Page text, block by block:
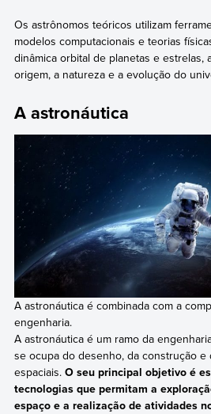
Os astrônomos teóricos utilizam
modelos computacionais e teorias
dinâmica orbital de planetas e estrelas,
origem, a natureza e a evolução do
A astronáutica
A astronáutica é combinada com a
engenharia.
A astronáutica é um ramo da
se ocupa do desenho, da construção e
espaciais. O seu principal objetivo é
tecnologias que permitam a
espaço e a realização de atividades